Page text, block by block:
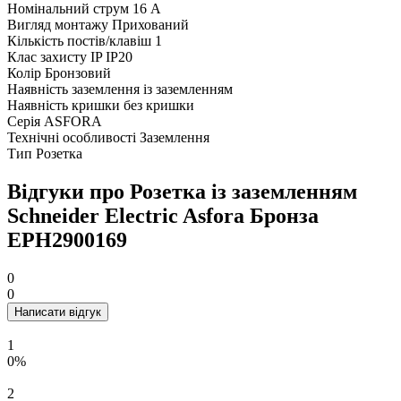
Номінальний струм 16 А
Вигляд монтажу Прихований
Кількість постів/клавіш 1
Клас захисту IP IP20
Колір Бронзовий
Наявність заземлення із заземленням
Наявність кришки без кришки
Серія ASFORA
Технічні особливості Заземлення
Тип Розетка
Відгуки про Розетка із заземленням
Schneider Electric Asfora Бронза
EPH2900169
0
0
Написати відгук
1
0%
2